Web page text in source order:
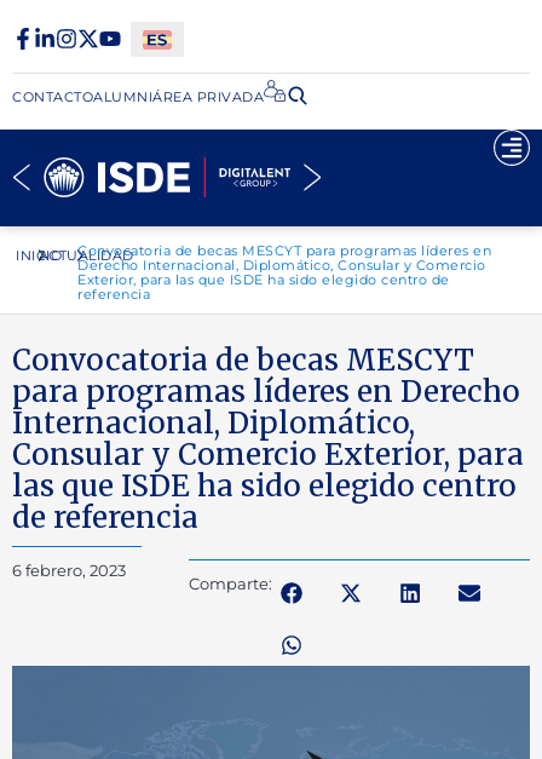
CONTACTOALUMNIÁREA PRIVADA​
INICIOACTUALIDAD
Convocatoria de becas MESCYT para programas líderes en
Derecho Internacional, Diplomático, Consular y Comercio
Exterior, para las que ISDE ha sido elegido centro de
referencia
Convocatoria de becas MESCYT
para programas líderes en Derecho
Internacional, Diplomático,
Consular y Comercio Exterior, para
las que ISDE ha sido elegido centro
de referencia
6 febrero, 2023
Comparte: